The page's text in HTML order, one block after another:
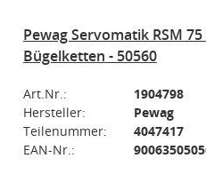
Pewag Servomatik RSM
Bügelketten - 50560
Art.Nr.:
1904798
Hersteller:
Pewag
Teilenummer:
4047417
EAN-Nr.: